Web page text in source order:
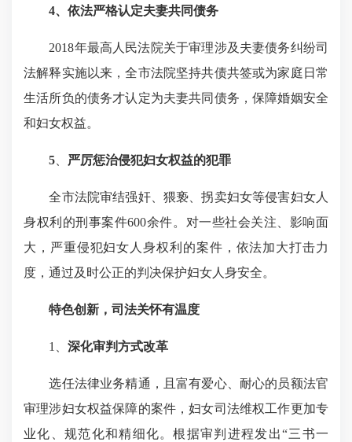
4、 依法严格认定夫妻共同债务
2018年最高人民法院关于审理涉及夫妻债务纠纷司
法解释实施以来，全市法院坚持共债共签或为家庭日常
生活所负的债务才认定为夫妻共同债务，保障婚姻安全
和妇女权益。
5 严厉惩治侵犯妇女权益的犯罪
全市法院审结强奸、猥亵、拐卖妇女等侵害妇女人
身权利的刑事案件600余件。对一些社会关注、影响面
大，严重侵犯妇女人身权利的案件，依法加大打击力
度，通过及时公正的判决保护妇女人身安全。
特色创新，司法关怀有温度
1、 深化审判方式改革
选任法律业务精通，且富有爱心、耐心的员额法官
审理涉妇女权益保障的案件，妇女司法维权工作更加专
业化、规范化和精细化。根据审判进程发出“三书一